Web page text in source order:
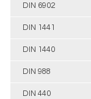
DIN 6902
DIN 1441
DIN 1440
DIN 988
DIN 440